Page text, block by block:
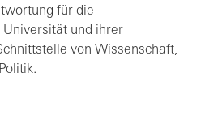
für die
und ihrer
von Wissenschaft,